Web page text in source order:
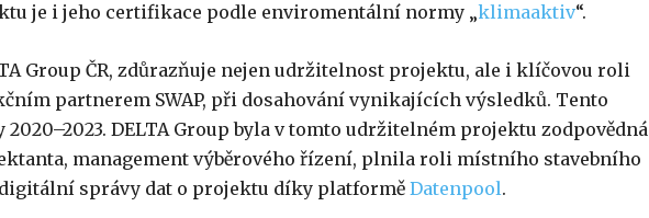
je i jeho certifikace podle enviromentální normy „klimaaktiv“.
Group ČR, zdůrazňuje nejen udržitelnost projektu, ale i klíčovou roli
partnerem SWAP, při dosahování vynikajících výsledků. Tento
DELTA Group byla v tomto udržitelném projektu zodpovědná
management výběrového řízení, plnila roli místního stavebního
správy dat o projektu díky platformě Datenpool.